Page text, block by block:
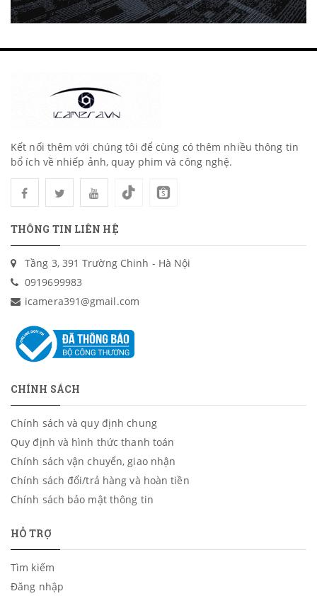
Kết nối thêm với chúng tôi để cùng có thêm nhiều thông tin
bổ ích về nhiếp ảnh, quay phim và công nghệ.
THÔNG TIN LIÊN HỆ
Tầng 3, 391 Trường Chinh - Hà Nội
0919699983
icamera391@gmail.com
CHÍNH SÁCH
Chính sách và quy định chung
Quy định và hình thức thanh toán
Chính sách vận chuyển, giao nhận
Chính sách đổi/trả hàng và hoàn tiền
Chính sách bảo mật thông tin
HỖ TRỢ
Tìm kiếm
Đăng nhập